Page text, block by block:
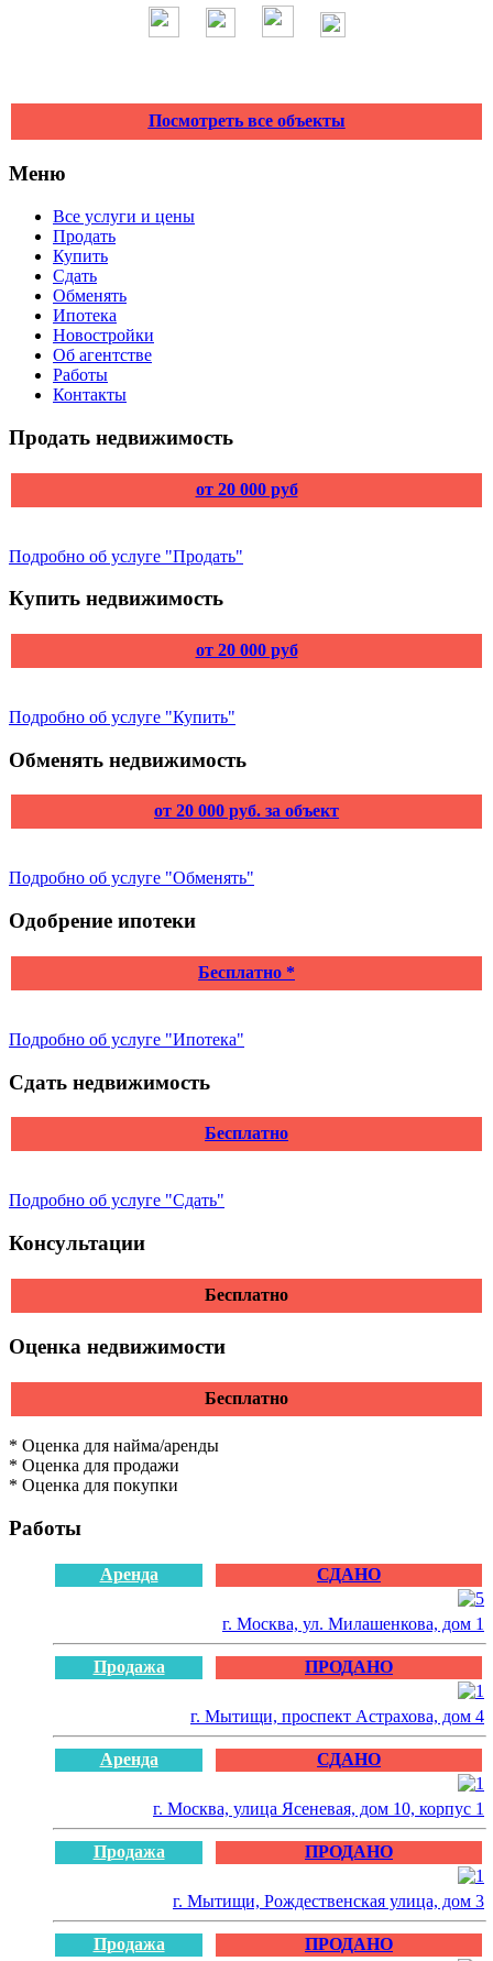
Посмотреть все объекты
Меню
Все услуги и цены
Продать
Купить
Сдать
Обменять
Ипотека
Новостройки
Об агентстве
Работы
Контакты
Продать недвижимость
от 20 000 руб
Подробно об услуге "Продать"
Купить недвижимость
от 20 000 руб
Подробно об услуге "Купить"
Обменять недвижимость
от 20 000 руб. за объект
Подробно об услуге "Обменять"
Одобрение ипотеки
Бесплатно *
Подробно об услуге "Ипотека"
Сдать недвижимость
Бесплатно
Подробно об услуге "Сдать"
Консультации
Бесплатно
Оценка недвижимости
Бесплатно
* Оценка для найма/аренды
* Оценка для продажи
* Оценка для покупки
Работы
Аренда СДАНО
г. Москва, ул. Милашенкова, дом 1
Продажа ПРОДАНО
г. Мытищи, проспект Астрахова, дом 4
Аренда СДАНО
г. Москва, улица Ясеневая, дом 10, корпус 1
Продажа ПРОДАНО
г. Мытищи, Рождественская улица, дом 3
Продажа ПРОДАНО